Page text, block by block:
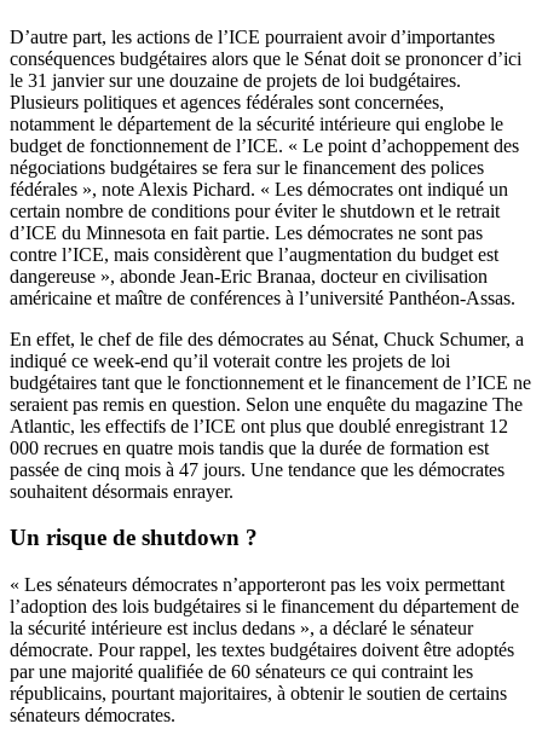
D’autre part, les actions de l’ICE pourraient avoir d’importantes
conséquences budgétaires alors que le Sénat doit se prononcer d’ici
le 31 janvier sur une douzaine de projets de loi budgétaires.
Plusieurs politiques et agences fédérales sont concernées,
notamment le département de la sécurité intérieure qui englobe le
budget de fonctionnement de l’ICE. « Le point d’achoppement des
négociations budgétaires se fera sur le financement des polices
fédérales », note Alexis Pichard. « Les démocrates ont indiqué un
certain nombre de conditions pour éviter le shutdown et le retrait
d’ICE du Minnesota en fait partie. Les démocrates ne sont pas
contre l’ICE, mais considèrent que l’augmentation du budget est
dangereuse », abonde Jean-Eric Branaa, docteur en civilisation
américaine et maître de conférences à l’université Panthéon-Assas.
En effet, le chef de file des démocrates au Sénat, Chuck Schumer, a
indiqué ce week-end qu’il voterait contre les projets de loi
budgétaires tant que le fonctionnement et le financement de l’ICE ne
seraient pas remis en question. Selon une enquête du magazine The
Atlantic, les effectifs de l’ICE ont plus que doublé enregistrant 12
000 recrues en quatre mois tandis que la durée de formation est
passée de cinq mois à 47 jours. Une tendance que les démocrates
souhaitent désormais enrayer.
Un risque de shutdown ?
« Les sénateurs démocrates n’apporteront pas les voix permettant
l’adoption des lois budgétaires si le financement du département de
la sécurité intérieure est inclus dedans », a déclaré le sénateur
démocrate. Pour rappel, les textes budgétaires doivent être adoptés
par une majorité qualifiée de 60 sénateurs ce qui contraint les
républicains, pourtant majoritaires, à obtenir le soutien de certains
sénateurs démocrates.